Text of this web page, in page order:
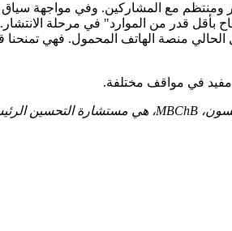
مع المشاركين. وفي مواجهة سياق
قدر من الموارد" في مرحلة الانتشار.
منصة الهاتف المحمول. فهي تمنحنا